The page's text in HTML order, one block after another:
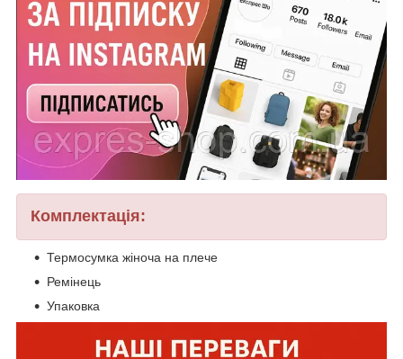
Комплектація:
Термосумка жіноча на плече
Ремінець
Упаковка